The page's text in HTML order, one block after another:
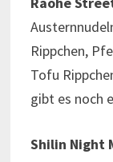
Rippchen,
Tofu
gibt es noch
Shilin Night